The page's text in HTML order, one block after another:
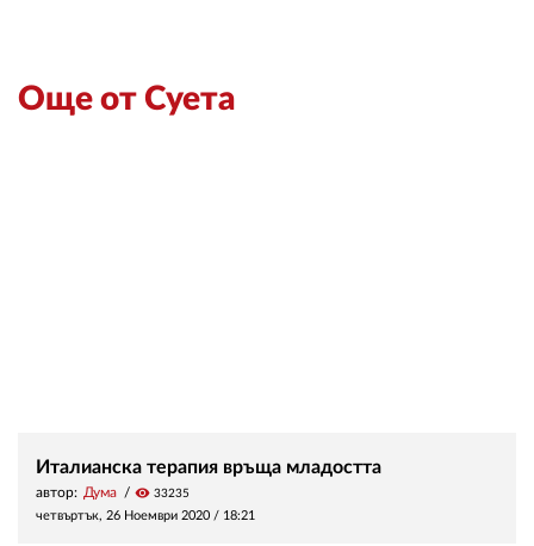
Още от Суета
Италианска терапия връща младостта
автор: Дума visibility 33235
четвъртък, 26 Ноември 2020 / 18:21